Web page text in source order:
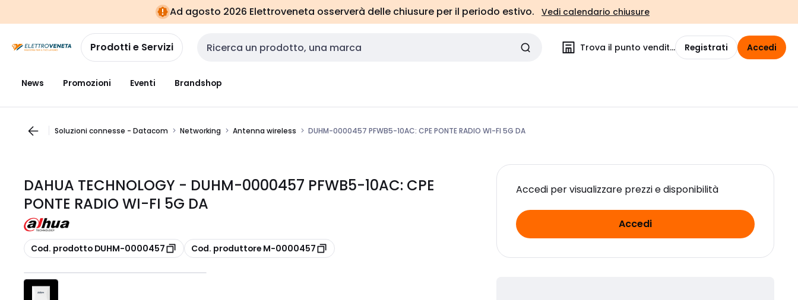
navigazionealla
pagina
Ad agosto 2026 Elettroveneta osserverà delle chiusure per il periodo estivo. Vedi calendario chiusure
Prodotti e Servizi Cerca input Trova il punto vendita Registrati Accedi
News Promozioni Eventi Brandshop
Soluzioni connesse - Datacom Networking Antenna wireless DUHM-0000457 PFWB5-10AC: CPE PONTE RADIO WI-FI 5G DA
DAHUA TECHNOLOGY - DUHM-0000457 PFWB5-10AC: CPE
PONTE RADIO WI-FI 5G DA
copia
Cod. prodotto DUHM-0000457 copia
Cod. produttore M-0000457
Accedi per visualizzare prezzi e disponibilità
Accedi